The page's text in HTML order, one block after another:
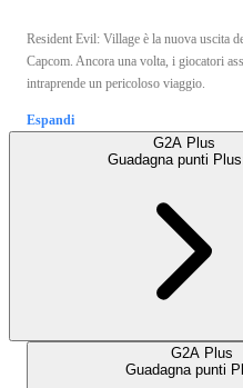
Resident Evil: Village è la nuova uscita
Capcom. Ancora una volta, i giocatori
intraprende un pericoloso viaggio.
Espandi
G2A Plus
Guadagna punti
G2A Plus
Guadagna punti